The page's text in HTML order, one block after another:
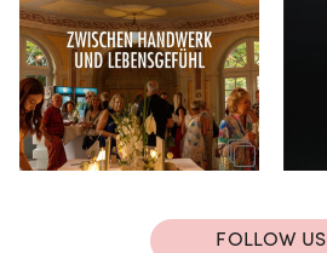
FOLLOW US